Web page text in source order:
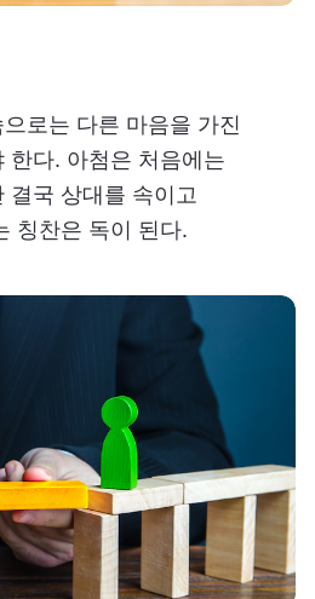
로는 다른 마음을 가진
한다. 아첨은 처음에는
결국 상대를 속이고
칭찬은 독이 된다.